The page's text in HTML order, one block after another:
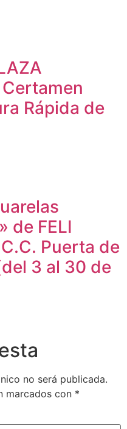
Rápida de
de FELI
Puerta de
3 al 30 de
no será publicada.
marcados con *